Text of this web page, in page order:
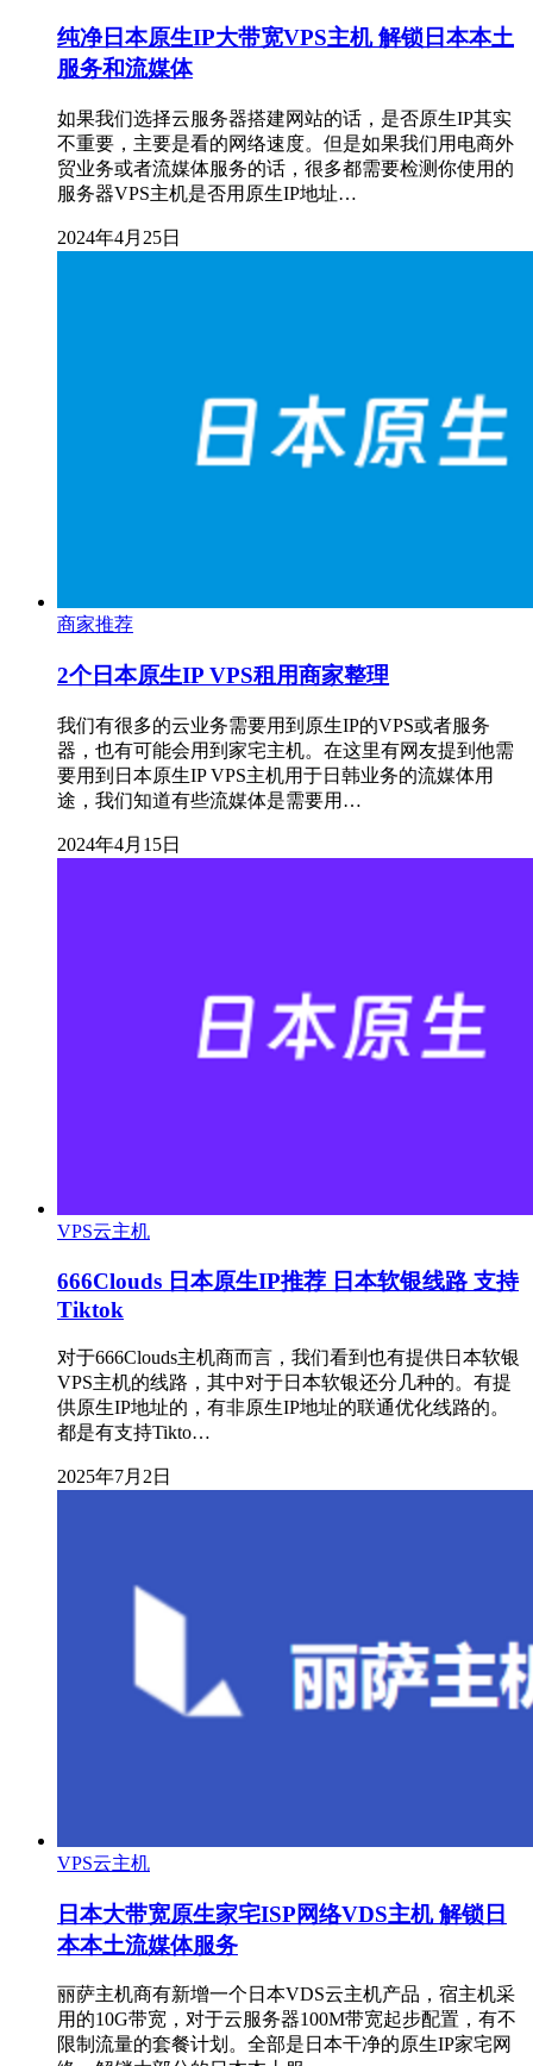
纯净日本原生IP大带宽VPS主机 解锁日本本土
服务和流媒体
如果我们选择云服务器搭建网站的话，是否原生IP其实
不重要，主要是看的网络速度。但是如果我们用电商外
贸业务或者流媒体服务的话，很多都需要检测你使用的
服务器VPS主机是否用原生IP地址…
2024年4月25日
商家推荐
2个日本原生IP VPS租用商家整理
我们有很多的云业务需要用到原生IP的VPS或者服务
器，也有可能会用到家宅主机。在这里有网友提到他需
要用到日本原生IP VPS主机用于日韩业务的流媒体用
途，我们知道有些流媒体是需要用…
2024年4月15日
VPS云主机
666Clouds 日本原生IP推荐 日本软银线路 支持
Tiktok
对于666Clouds主机商而言，我们看到也有提供日本软银
VPS主机的线路，其中对于日本软银还分几种的。有提
供原生IP地址的，有非原生IP地址的联通优化线路的。
都是有支持Tikto…
2025年7月2日
VPS云主机
日本大带宽原生家宅ISP网络VDS主机 解锁日
本本土流媒体服务
丽萨主机商有新增一个日本VDS云主机产品，宿主机采
用的10G带宽，对于云服务器100M带宽起步配置，有不
限制流量的套餐计划。全部是日本干净的原生IP家宅网